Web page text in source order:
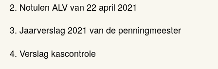
2. Notulen ALV van 22 april 2021
3. Jaarverslag 2021 van de penningmeester
4. Verslag kascontrole